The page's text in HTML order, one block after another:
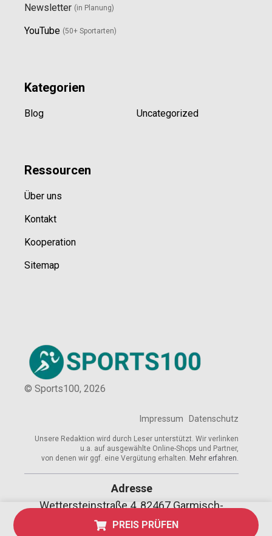
PREIS PRÜFEN
Newsletter (in Planung)
YouTube (50+ Sportarten)
Kategorien
Blog Uncategorized
Ressourcen
Über uns
Kontakt
Kooperation
Sitemap
© Sports100, 2026
Impressum Datenschutz
Unsere Redaktion wird durch Leser unterstützt. Wir verlinken
u.a. auf ausgewählte Online-Shops und Partner,
von denen wir ggf. eine Vergütung erhalten. Mehr erfahren.
Adresse
Wettersteinstraße 4, 82467 Garmisch-
Partenkirchen, Deutschland